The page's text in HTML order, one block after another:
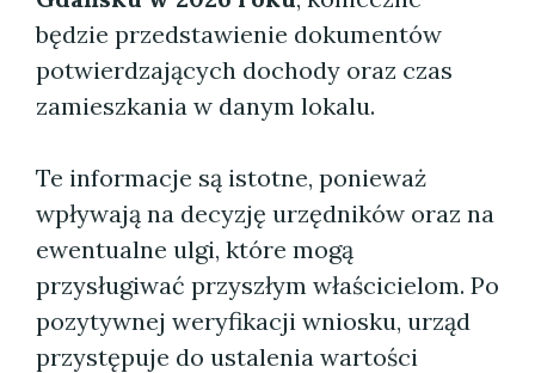
będzie przedstawienie dokumentów
potwierdzających dochody oraz czas
zamieszkania w danym lokalu.
Te informacje są istotne, ponieważ
wpływają na decyzję urzędników oraz na
ewentualne ulgi, które mogą
przysługiwać przyszłym właścicielom. Po
pozytywnej weryfikacji wniosku, urząd
przystępuje do ustalenia wartości